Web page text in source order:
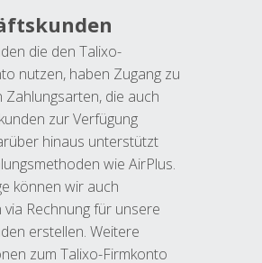
die den Talixo-
nutzen, haben Zugang zu
Zahlungsarten, die auch
zur Verfügung
hinaus unterstützt
wie AirPlus.
können wir auch
via Rechnung für unsere
erstellen. Weitere
zum Talixo-Firmkonto